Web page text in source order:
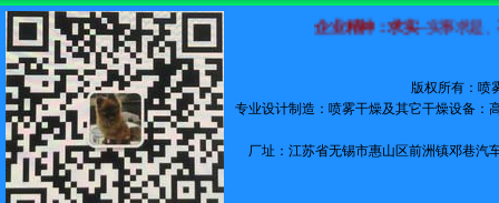
企业精神：求实--实事求是、不慕
版权所有：喷
专业设计制造：喷雾干燥及其它干燥设备：
厂址：江苏省无锡市惠山区前洲镇邓巷汽